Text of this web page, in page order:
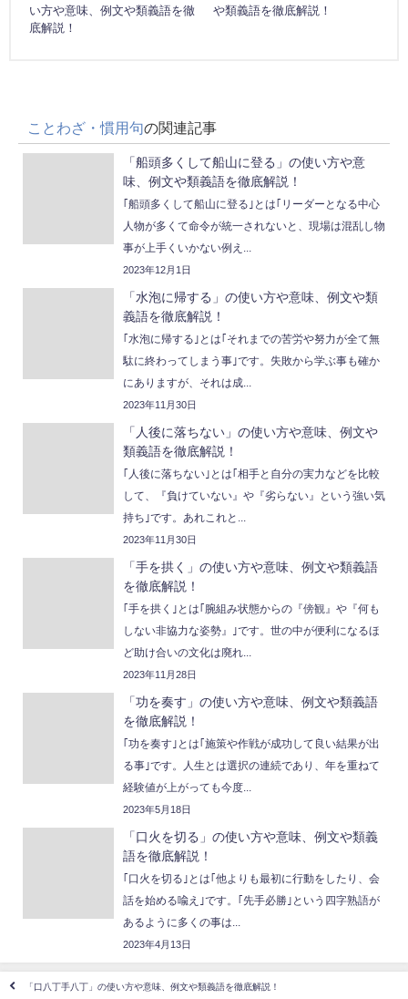
い方や意味、例文や類義語を徹
底解説！
や類義語を徹底解説！
ことわざ・慣用句の関連記事
「船頭多くして船山に登る」の使い方や意
味、例文や類義語を徹底解説！
｢船頭多くして船山に登る｣とは｢リーダーとなる中心
人物が多くて命令が統一されないと、現場は混乱し物
事が上手くいかない例え...
2023年12月1日
「水泡に帰する」の使い方や意味、例文や類
義語を徹底解説！
｢水泡に帰する｣とは｢それまでの苦労や努力が全て無
駄に終わってしまう事｣です。失敗から学ぶ事も確か
にありますが、それは成...
2023年11月30日
「人後に落ちない」の使い方や意味、例文や
類義語を徹底解説！
｢人後に落ちない｣とは｢相手と自分の実力などを比較
して、『負けていない』や『劣らない』という強い気
持ち｣です。あれこれと...
2023年11月30日
「手を拱く」の使い方や意味、例文や類義語
を徹底解説！
｢手を拱く｣とは｢腕組み状態からの『傍観』や『何も
しない非協力な姿勢』｣です。世の中が便利になるほ
ど助け合いの文化は廃れ...
2023年11月28日
「功を奏す」の使い方や意味、例文や類義語
を徹底解説！
｢功を奏す｣とは｢施策や作戦が成功して良い結果が出
る事｣です。人生とは選択の連続であり、年を重ねて
経験値が上がっても今度...
2023年5月18日
「口火を切る」の使い方や意味、例文や類義
語を徹底解説！
｢口火を切る｣とは｢他よりも最初に行動をしたり、会
話を始める喩え｣です。｢先手必勝｣という四字熟語が
あるように多くの事は...
2023年4月13日
「口八丁手八丁」の使い方や意味、例文や類義語を徹底解説！